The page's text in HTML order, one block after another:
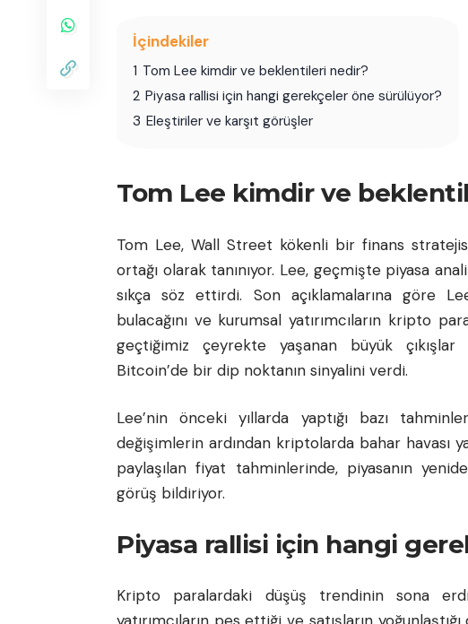
İçindekiler
1 Tom Lee kimdir ve beklentileri nedir?
2 Piyasa rallisi için hangi gerekçeler öne sürülüyor?
3 Eleştiriler ve karşıt görüşler
Tom Lee kimdir ve
Tom Lee, Wall Street kökenli bir finans
ortağı olarak tanınıyor. Lee, geçmişte piyasa
sıkça söz ettirdi. Son açıklamalarına göre
bulacağını ve kurumsal yatırımcıların kripto
geçtiğimiz çeyrekte yaşanan büyük çıkışlar
Bitcoin’de bir dip noktanın sinyalini verdi.
Lee’nin önceki yıllarda yaptığı bazı
değişimlerin ardından kriptolarda bahar havası
paylaşılan fiyat tahminlerinde, piyasanın
görüş bildiriyor.
Piyasa rallisi için hangi
Kripto paralardaki düşüş trendinin sona